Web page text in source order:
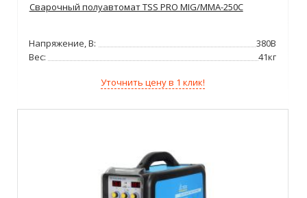
Сварочный полуавтомат TSS PRO MIG/MMA-250C
Напряжение, В:
380В
Вес:
41кг
Уточнить цену в 1 клик!